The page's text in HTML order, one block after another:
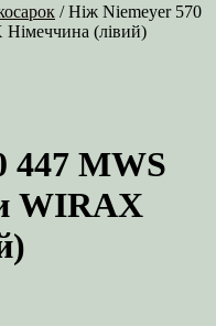
/ Ніж Niemeyer 570
Німеччина (лівий)
447 MWS
WIRAX